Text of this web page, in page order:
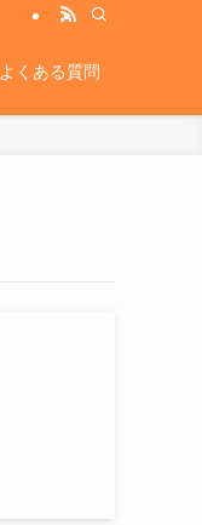
よくある質問